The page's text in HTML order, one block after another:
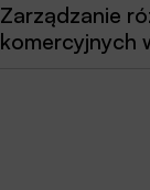
Zarządzanie
komercyjnych
Przewodnik